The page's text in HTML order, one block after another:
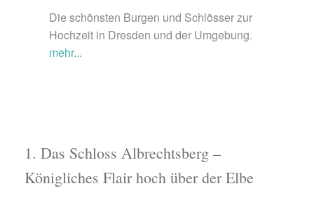
Die schönsten Burgen und Schlösser zur
Hochzeit in Dresden und der Umgebung.
mehr...
1. Das Schloss Albrechtsberg –
Königliches Flair hoch über der Elbe